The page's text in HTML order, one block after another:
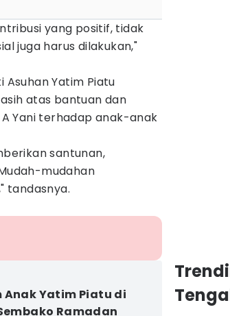
yang positif, tidak
juga harus dilakukan,"
Asuhan Yatim Piatu
atas bantuan dan
Yani terhadap anak-anak
santunan,
mudahan
tandasnya.
Anak Yatim Piatu di
Ramadan